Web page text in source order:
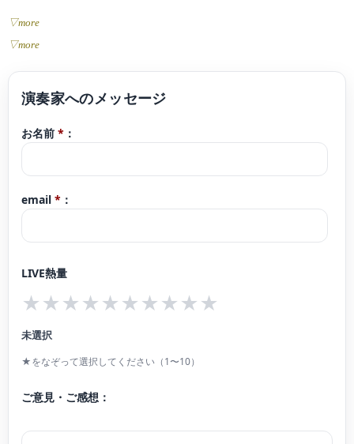
▽more
▽more
お名前 * ：
email * ：
LIVE熱量
★★★★★★★★★★
未選択
★をなぞって選択してください（1〜10）
ご意見・ご感想：